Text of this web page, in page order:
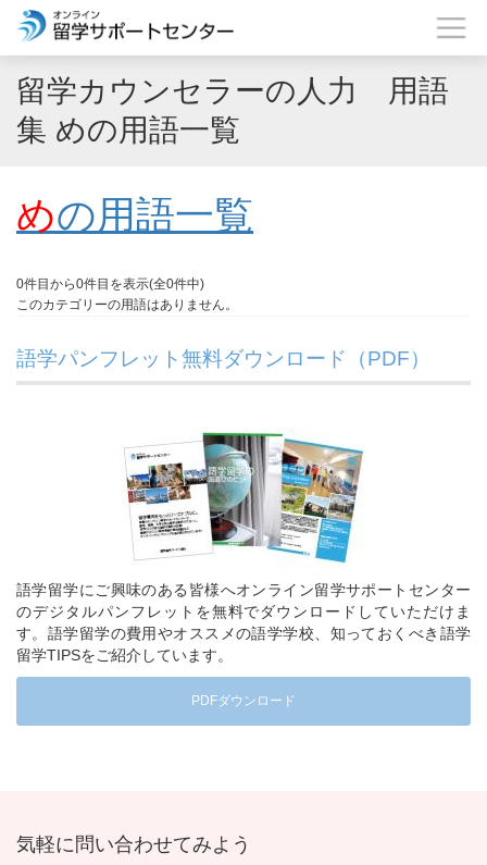
留学カウンセラーの人力 用語
集 めの用語一覧
めの用語一覧
0件目から0件目を表示(全0件中)
このカテゴリーの用語はありません。
語学パンフレット無料ダウンロード（PDF）
語学留学にご興味のある皆様へオンライン留学サポートセンター
のデジタルパンフレットを無料でダウンロードしていただけま
す。語学留学の費用やオススメの語学学校、知っておくべき語学
留学TIPSをご紹介しています。
PDFダウンロード
気軽に問い合わせてみよう